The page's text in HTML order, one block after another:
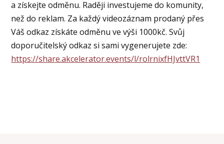
a získejte odměnu. Raději investujeme do komunity,
než do reklam. Za každý videozáznam prodaný přes
Váš odkaz získáte odměnu ve výši 1000kč. Svůj
doporučitelský odkaz si sami vygenerujete zde:
https://share.akcelerator.events/l/rolrnixfHJvttVR1